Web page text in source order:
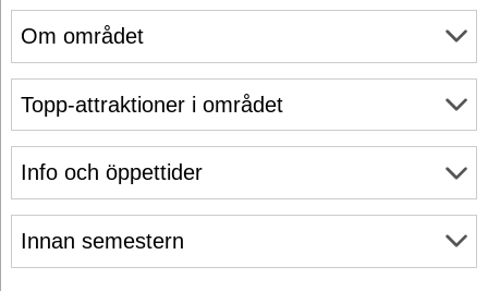
Om området
Info och öppettider
Innan semestern
Topp-attraktioner i området